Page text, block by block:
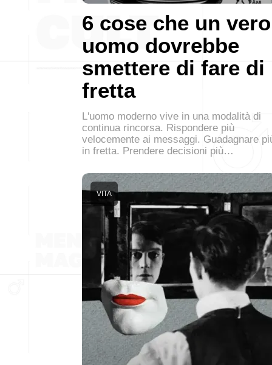
6 cose che un vero
uomo dovrebbe
smettere di fare di
fretta
L'uomo moderno vive in una modalità di
continua rincorsa. Rispondere più
velocemente ai messaggi. Guadagnare
in fretta. Prendere decisioni più…
VITA